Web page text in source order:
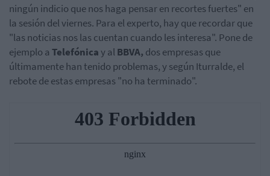
ningún indicio que nos haga pensar en recortes fuertes" en
la sesión del viernes. Para el experto, hay que recordar que
"las noticias nos las cuentan cuando les interesa". Pone de
ejemplo a Telefónicay alBBVA, dos empresas que
últimamente han tenido problemas, y según Iturralde, el
rebote de estas empresas "no ha terminado".